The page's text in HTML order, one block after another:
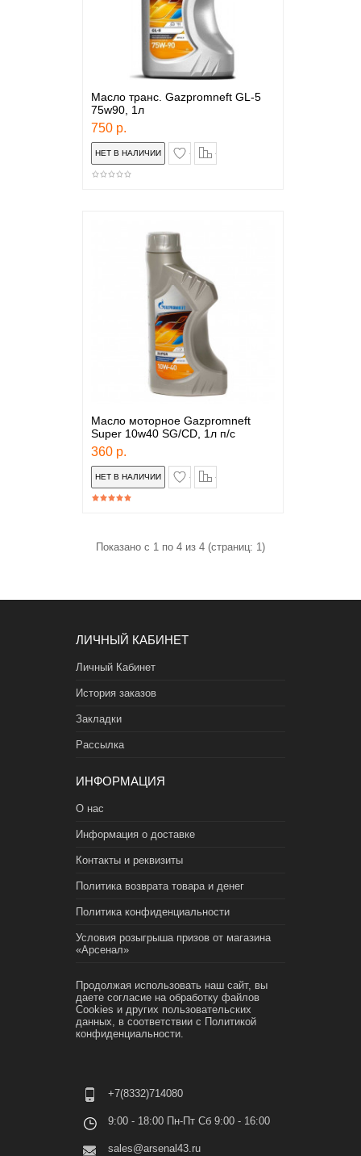
Масло транс. Gazpromneft GL-5
75w90, 1л
750 р.
в закладки
Масло моторное Gazpromneft
Super 10w40 SG/CD, 1л п/с
360 р.
в закладки
Показано с 1 по 4 из 4 (страниц: 1)
ЛИЧНЫЙ КАБИНЕТ
Личный Кабинет
История заказов
Закладки
Рассылка
ИНФОРМАЦИЯ
О нас
Информация о доставке
Контакты и реквизиты
Политика возврата товара и денег
Политика конфиденциальности
Условия розыгрыша призов от магазина
«Арсенал»
Продолжая использовать наш сайт, вы
даете согласие на обработку файлов
Cookies и других пользовательских
данных, в соответствии с Политикой
конфиденциальности.
+7(8332)714080
9:00 - 18:00 Пн-Пт Сб 9:00 - 16:00
sales@arsenal43.ru